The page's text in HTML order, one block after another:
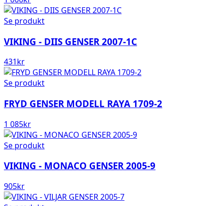
Se produkt
VIKING - DIIS GENSER 2007-1C
431kr
Se produkt
FRYD GENSER MODELL RAYA 1709-2
1 085kr
Se produkt
VIKING - MONACO GENSER 2005-9
905kr